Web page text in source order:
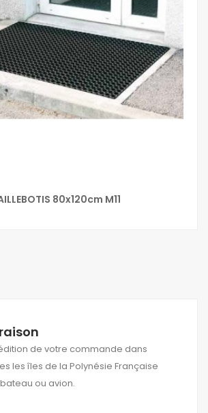
80x120cm M11
de votre commande dans
les îles de la Polynésie Française
ou avion.